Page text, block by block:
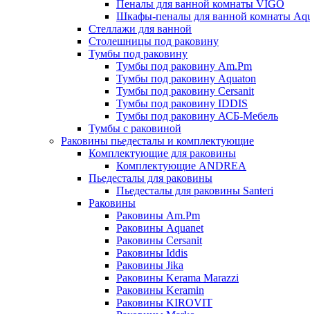
Пеналы для ванной комнаты VIGO
Шкафы-пеналы для ванной комнаты
Стеллажи для ванной
Столешницы под раковину
Тумбы под раковину
Тумбы под раковину Am.Pm
Тумбы под раковину Aquaton
Тумбы под раковину Cersanit
Тумбы под раковину IDDIS
Тумбы под раковину АСБ-Мебель
Тумбы с раковиной
Раковины пьедесталы и комплектующие
Комплектующие для раковины
Комплектующие ANDREA
Пьедесталы для раковины
Пьедесталы для раковины Santeri
Раковины
Раковины Am.Pm
Раковины Aquanet
Раковины Cersanit
Раковины Iddis
Раковины Jika
Раковины Kerama Marazzi
Раковины Keramin
Раковины KIROVIT